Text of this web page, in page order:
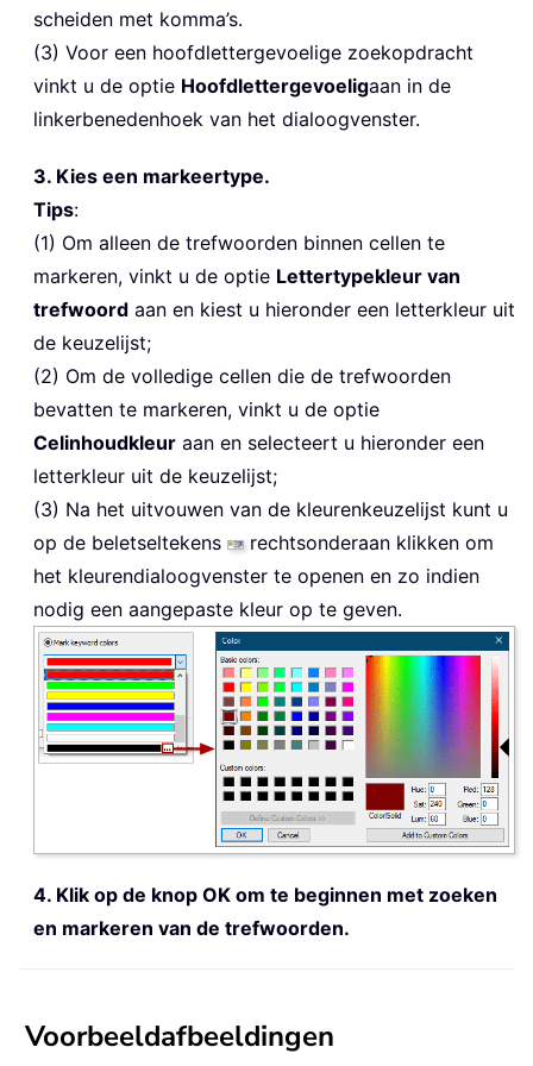
scheiden met komma’s.
(3) Voor een hoofdlettergevoelige zoekopdracht
vinkt u de optie Hoofdlettergevoeligaan in de
linkerbenedenhoek van het dialoogvenster.
3. Kies een markeertype.
Tips:
(1) Om alleen de trefwoorden binnen cellen te
markeren, vinkt u de optie Lettertypekleur van
trefwoord aan en kiest u hieronder een letterkleur uit
de keuzelijst;
(2) Om de volledige cellen die de trefwoorden
bevatten te markeren, vinkt u de optie
Celinhoudkleur aan en selecteert u hieronder een
letterkleur uit de keuzelijst;
(3) Na het uitvouwen van de kleurenkeuzelijst kunt u
op de beletseltekens
rechtsonderaan klikken om
het kleurendialoogvenster te openen en zo indien
nodig een aangepaste kleur op te geven.
4. Klik op de knop OK om te beginnen met zoeken
en markeren van de trefwoorden.
Voorbeeldafbeeldingen